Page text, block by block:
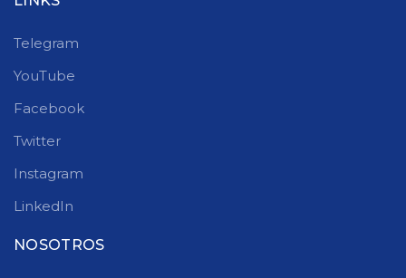
Telegram
YouTube
Facebook
Twitter
Instagram
LinkedIn
NOSOTROS